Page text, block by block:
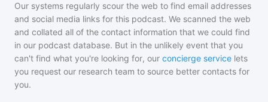
Our systems regularly scour the web to find email addresses
and social media links for this podcast. We scanned the web
and collated all of the contact information that we could find
in our podcast database. But in the unlikely event that you
can't find what you're looking for, our concierge service lets
you request our research team to source better contacts for
you.